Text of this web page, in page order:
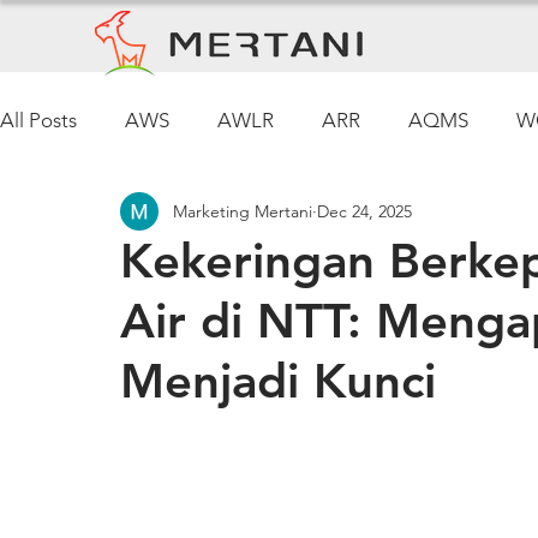
All Posts AWS AWLR ARR AQMS
Pemantauan Cuaca
Kekeringan
Air di NTT:
Menjadi Kunci
Marketing Mertani Dec 24, 2025